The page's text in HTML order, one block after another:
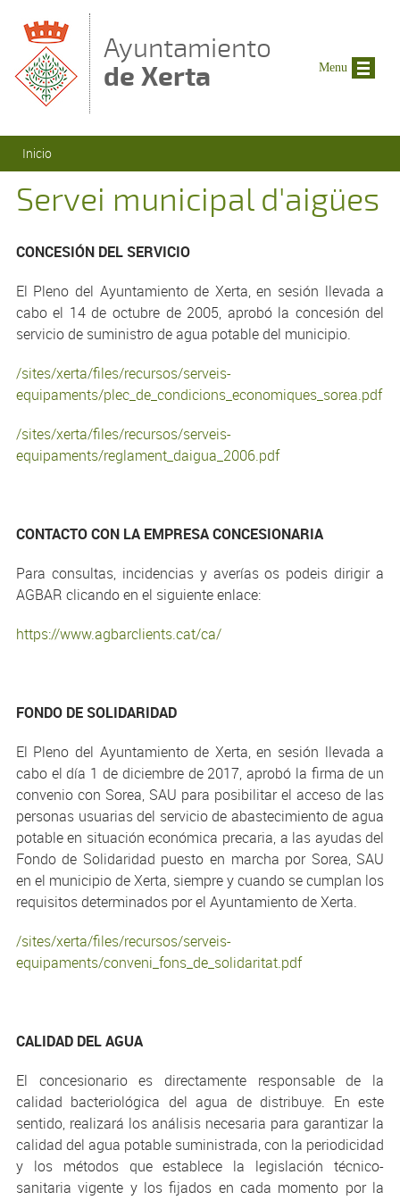
Ayuntamiento
de Xerta
Se encuentra usted aquí
Inicio
Servei municipal d'aigües
CONCESIÓN DEL SERVICIO
El Pleno del Ayuntamiento de Xerta, en sesión llevada a
cabo el 14 de octubre de 2005, aprobó la concesión del
servicio de suministro de agua potable del municipio.
/sites/xerta/files/recursos/serveis-
equipaments/plec_de_condicions_economiques_sorea.pdf
/sites/xerta/files/recursos/serveis-
equipaments/reglament_daigua_2006.pdf
CONTACTO CON LA EMPRESA CONCESIONARIA
Para consultas, incidencias y averías os podeis dirigir a
AGBAR clicando en el siguiente enlace:
https://www.agbarclients.cat/ca/
FONDO DE SOLIDARIDAD
El Pleno del Ayuntamiento de Xerta, en sesión llevada a
cabo el día 1 de diciembre de 2017, aprobó la firma de un
convenio con Sorea, SAU para posibilitar el acceso de las
personas usuarias del servicio de abastecimiento de agua
potable en situación económica precaria, a las ayudas del
Fondo de Solidaridad puesto en marcha por Sorea, SAU
en el municipio de Xerta, siempre y cuando se cumplan los
requisitos determinados por el Ayuntamiento de Xerta.
/sites/xerta/files/recursos/serveis-
equipaments/conveni_fons_de_solidaritat.pdf
CALIDAD DEL AGUA
El concesionario es directamente responsable de la
calidad bacteriológica del agua de distribuye. En este
sentido, realizará los análisis necesaria para garantizar la
calidad del agua potable suministrada, con la periodicidad
y los métodos que establece la legislación técnico-
sanitaria vigente y los fijados en cada momento por la
Menu